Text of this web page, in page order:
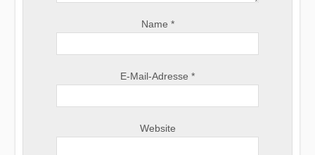
Name *
E-Mail-Adresse *
Website